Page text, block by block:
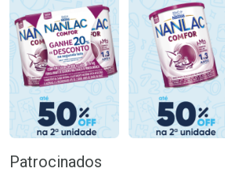
Patrocinados